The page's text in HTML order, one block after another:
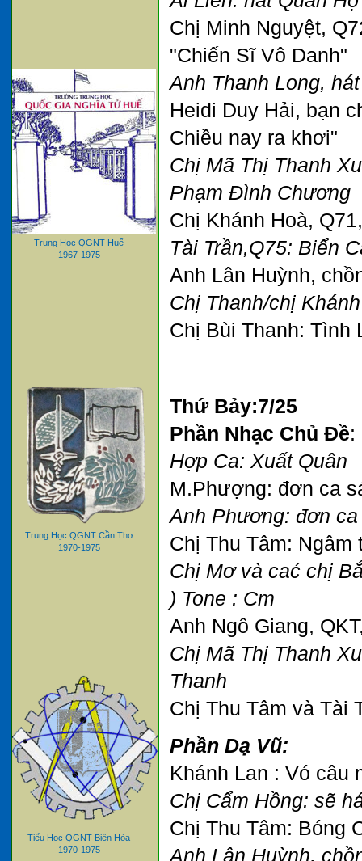
Trung Học QGNT Huế
1967-1975
Trung Học QGNT Cần Thơ
1970-1975
Tiểu Học QGNT Biên Hòa
1970-1975
Chị Minh Nguyệt,
"Chiến Sĩ Vô Danh"
Anh Thanh Long,
Heidi Duy Hải, bạn
Chiều nay ra khơi"
Chị Mã Thị Thanh
Phạm Đình Chương
Chị Khánh Hoà,
Tài Trần,Q75: Biển
Anh Lân Huỳnh,
Chị Thanh/chị
Chị Bùi Thanh: Tình
Thứ Bảy:7/25
Phần Nhạc Chủ Đề:
Hợp Ca: Xuất Quân
M.Phượng: đơn ca
Anh Phương: đơn
Chị Thu Tâm: Ngâm
Chị Mơ và cać chị
) Tone : Cm
Anh Ngô Giang,
Chị Mã Thị Thanh
Thanh
Chị Thu Tâm và Tài
Phần Dạ Vũ:
Khánh Lan : Vó câu
Chị Cẩm Hồng: sẽ
Chị Thu Tâm: Bóng
Anh Lân Huỳnh,